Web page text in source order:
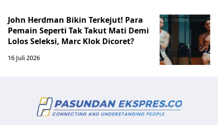
John Herdman Bikin Terkejut! Para
Pemain Seperti Tak Takut Mati Demi
Lolos Seleksi, Marc Klok Dicoret?
16 Juli 2026